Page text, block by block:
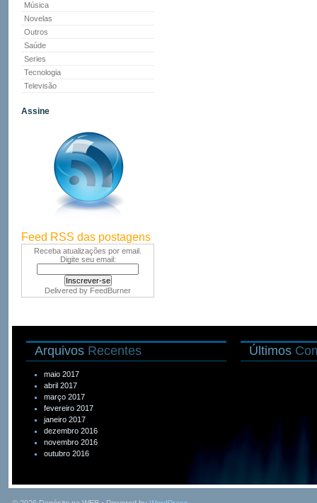
Música
Novelas
Outros
Saúde
Series
Tecnologia
Televisão
Assine
Feed RSS das postagens
Receba atualizações por email.
Digite seu email:
Delivered by FeedBurner
Arquivos Recentes
maio 2017
abril 2017
março 2017
fevereiro 2017
janeiro 2017
dezembro 2016
novembro 2016
outubro 2016
Últimos